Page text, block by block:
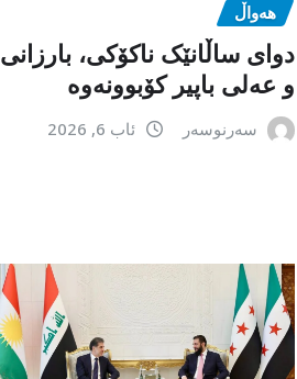
هەواڵ
دوای ساڵانێک ناکۆکی، بارزانی
و عەلی باپیر کۆبوونەوە
سەرنوسەر ئاب 6, 2026